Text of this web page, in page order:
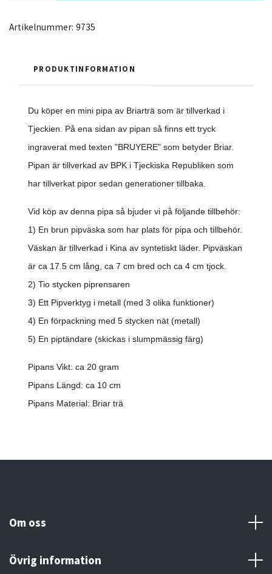
Artikelnummer: 9735
PRODUKTINFORMATION
Du köper en mini pipa av Briarträ som är tillverkad i
Tjeckien. På ena sidan av pipan så finns ett tryck
ingraverat med texten "BRUYERE" som betyder Briar.
Pipan är tillverkad av BPK i Tjeckiska Republiken som
har tillverkat pipor sedan generationer tillbaka.
Vid köp av denna pipa så bjuder vi på följande tillbehör:
1) En brun pipväska som har plats för pipa och tillbehör.
Väskan är tillverkad i Kina av syntetiskt läder. Pipväskan
är ca 17.5 cm lång, ca 7 cm bred och ca 4 cm tjock.
2) Tio stycken piprensaren
3) Ett Pipverktyg i metall (med 3 olika funktioner)
4) En förpackning med 5 stycken nät (metall)
5) En piptändare (skickas i slumpmässig färg)
Pipans Vikt: ca 20 gram
Pipans Längd: ca 10 cm
Pipans Material: Briar trä
Om oss
Övrig information